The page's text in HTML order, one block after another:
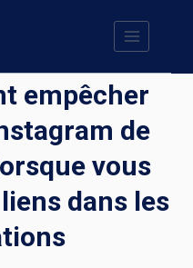
empêcher
de
vous
dans les